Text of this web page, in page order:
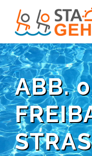
ABB.